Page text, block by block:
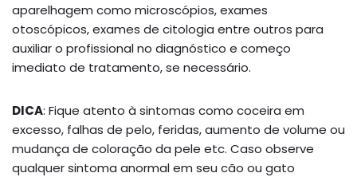
aparelhagem como microscópios, exames
otoscópicos, exames de citologia entre outros para
auxiliar o profissional no diagnóstico e começo
imediato de tratamento, se necessário.
DICA: Fique atento à sintomas como coceira em
excesso, falhas de pelo, feridas, aumento de volume ou
mudança de coloração da pele etc. Caso observe
qualquer sintoma anormal em seu cão ou gato